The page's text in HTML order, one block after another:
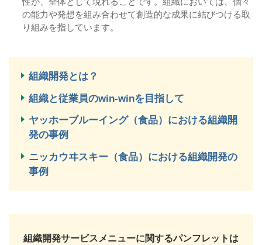
の能力や発想を組み合わせて創造的な成果に結びつける取
り組みを指しています。
組織開発とは？
組織と従業員のwin-winを目指して
ヤッホーブルーイング（食品）における組織開
発の事例
ニッカウヰスキー（食品）における組織開発の
事例
組織開発サービスメニューに関するパンフレットは